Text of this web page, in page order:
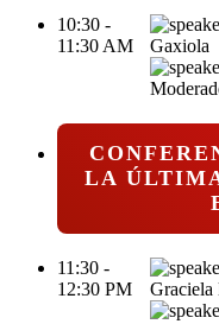
10:30 -
11:30 AM
Gaxiola
LA
11:30 -
12:30 PM
Graciela